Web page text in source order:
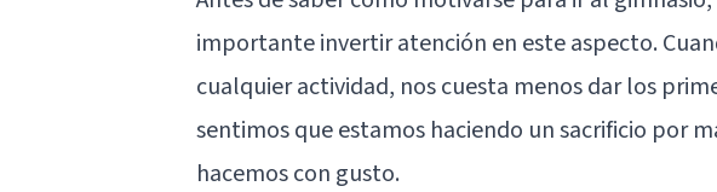
importante invertir atención en este aspecto.
cualquier actividad, nos cuesta menos dar los
sentimos que estamos haciendo un sacrificio por
hacemos con gusto.